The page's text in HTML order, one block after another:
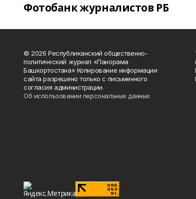
Фотобанк журналистов РБ
© 2026 Республиканский общественно-
политический журнал «Панорама
Башкортостана» Копирование информации
сайта разрешено только с письменного
согласия администрации.
Об использовании персональных данных